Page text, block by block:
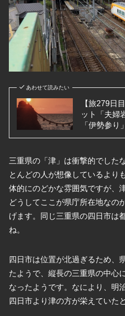
あわせて読みたい
【旅279日
ット「夫婦
「伊勢参り」
三重県の「津」は衝撃的でした
とんどの人が想像しているより
体的にのどかな雰囲気ですが、
どうしてここが県庁所在地なの
げます。同じ三重県の四日市は
ね。
四日市は位置が北過ぎるため、
たようで、縦長の三重県の中心
なったようです。なにより、明
四日市より津の方が栄えていたと